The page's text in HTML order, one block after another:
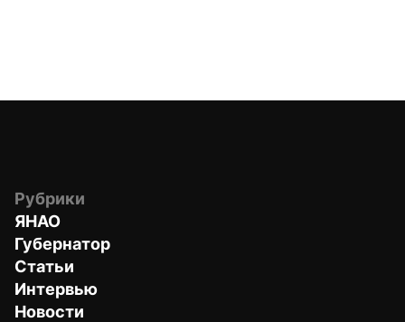
Рубрики
ЯНАО
Губернатор
Статьи
Интервью
Новости